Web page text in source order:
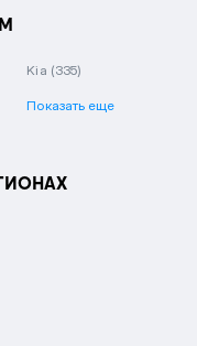
Kia (335)
Показать еще